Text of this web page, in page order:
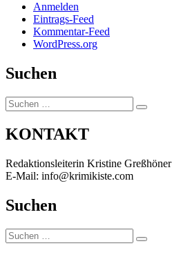
Anmelden
Eintrags-Feed
Kommentar-Feed
WordPress.org
Suchen
Suchen
nach:
Suchen
KONTAKT
Redaktionsleiterin Kristine Greßhöner
E-Mail: info@krimikiste.com
Suchen
Suchen
nach:
Suchen